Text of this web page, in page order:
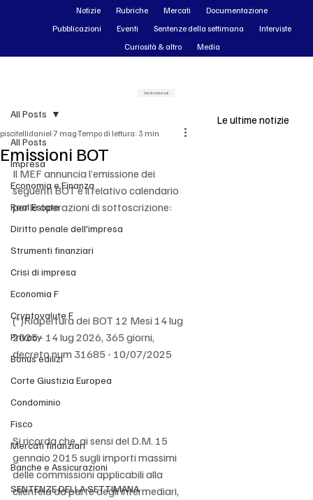
All Posts
Impresa
Economia e Finanza
Real Estate
Diritto penale dell'impresa
Strumenti finanziari
Crisi di impresa
Economia F
Cryptovalute F
Privacy
Bonus edilizi
Corte Giustizia Europea
Condominio
Fisco
Mercati finanziari
Banche e Assicurazioni
SENTENZE DELLA SETTIMANA
All Posts
Emissioni BOT
piscitellidaniel 7 magTempo di lettura: 3 min
Il MEF annuncia l’emissione dei
seguenti BOT e il relativo calendario
per le operazioni di sottoscrizione:
(*)Riapertura dei BOT 12 Mesi 14 lug
2025 - 14 lug 2026, 365 giorni,
decreto num 31685 - 10/07/2025
Si ricorda che, ai sensi del D.M. 15
gennaio 2015 sugli importi massimi
delle commissioni applicabili alla
clientela da parte degli intermediari,
Le ultime notizie
Notizie Rubriche Mercati
Documentazione
Pubblicazioni
Eventi Sentenze della settimana
Interviste
Curiosità & altro
Media
Vai ai contenuti